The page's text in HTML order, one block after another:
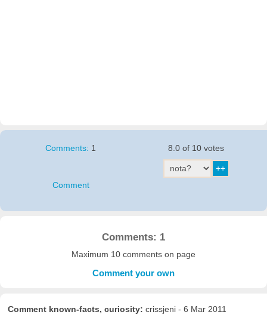
Comments: 1
Comment
8.0 of 10 votes
Comments: 1
Maximum 10 comments on page
Comment your own
Comment known-facts, curiosity: crissjeni - 6 Mar 2011